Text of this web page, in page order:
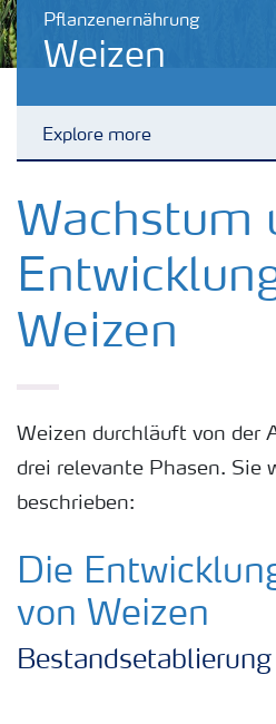
Pflanzenernährung
Weizen
Explore more
Kulturen
Düngemittel
Tools & Services
Zeit zu wechseln
Medien
Wachstum
Weizen
Weizen durchläuft von der
drei relevante Phasen. Sie
beschrieben:
Die
von Weizen
Bestandsetablierung